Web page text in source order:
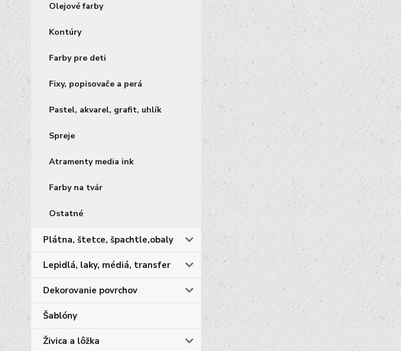
Olejové farby
Kontúry
Farby pre deti
Fixy, popisovače a perá
Pastel, akvarel, grafit, uhlík
Spreje
Atramenty media ink
Farby na tvár
Ostatné
Plátna, štetce, špachtle,obaly
Lepidlá, laky, médiá, transfer
Dekorovanie povrchov
Šablóny
Živica a lôžka